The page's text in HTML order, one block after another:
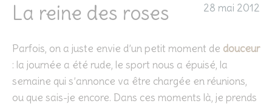
La reine des roses 28 mai 2012
Parfois, on a juste envie d’un petit moment de douceur
: la journée a été rude, le sport nous a épuisé, la
semaine qui s’annonce va être chargée en réunions,
ou que sais-je encore. Dans ces moments là, je prends